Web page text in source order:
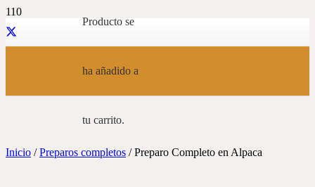
Producto se
ha añadido a
tu carrito.
Inicio /Preparos completos / Preparo Completo en Alpaca